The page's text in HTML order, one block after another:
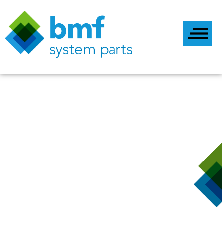
Boxed power supllies BMF